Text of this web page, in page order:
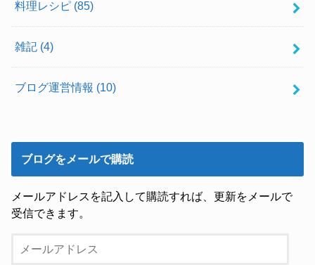
料理レシピ (85)
雑記 (4)
ブログ運営情報 (10)
ブログをメールで購読
メールアドレスを記入して購読すれば、更新をメールで
受信できます。
ー